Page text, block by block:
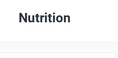
Nutrition